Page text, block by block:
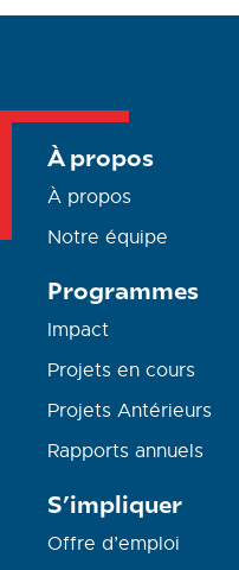
À propos
À propos
Notre équipe
Programmes
Impact
Projets en cours
Projets Antérieurs
Rapports annuels
S’impliquer
Offre d’emploi